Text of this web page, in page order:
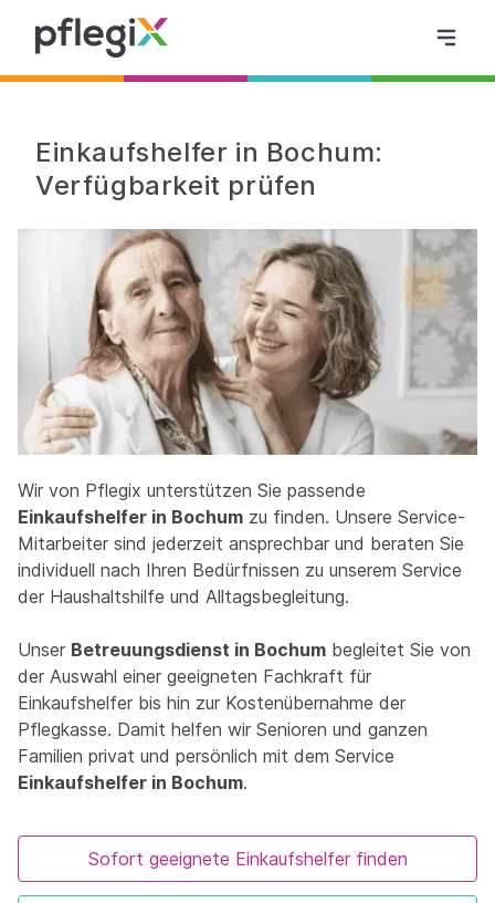
Einkaufshelfer in Bochum:
Verfügbarkeit prüfen
Wir von Pflegix unterstützen Sie passende
Einkaufshelfer in Bochum zu finden. Unsere Service-
Mitarbeiter sind jederzeit ansprechbar und beraten Sie
individuell nach Ihren Bedürfnissen zu unserem Service
der Haushaltshilfe und Alltagsbegleitung.
Unser Betreuungsdienst in Bochum begleitet Sie von
der Auswahl einer geeigneten Fachkraft für
Einkaufshelfer bis hin zur Kostenübernahme der
Pflegkasse. Damit helfen wir Senioren und ganzen
Familien privat und persönlich mit dem Service
Einkaufshelfer in Bochum.
Sofort geeignete Einkaufshelfer finden